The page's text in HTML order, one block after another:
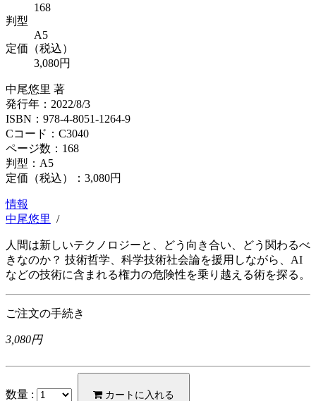
168
判型
A5
定価（税込）
3,080円
中尾悠里 著
発行年：2022/8/3
ISBN：978-4-8051-1264-9
Cコード：C3040
ページ数：168
判型：A5
定価（税込）： 3,080円
情報
中尾悠里 /
人間は新しいテクノロジーと、どう向き合い、どう関わるべ
きなのか？ 技術哲学、科学技術社会論を援用しながら、AI
などの技術に含まれる権力の危険性を乗り越える術を探る。
ご注文の手続き
3,080円
数量 : カートに入れる